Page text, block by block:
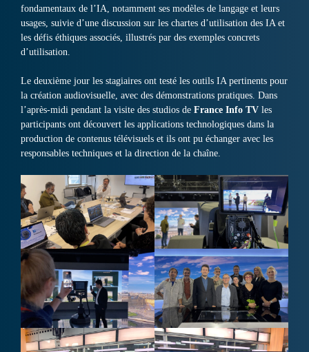
fondamentaux de l’IA, notamment ses modèles de langage et leurs
usages, suivie d’une discussion sur les chartes d’utilisation des IA et
les défis éthiques associés, illustrés par des exemples concrets
d’utilisation.
Le deuxième jour les stagiaires ont testé les outils IA pertinents pour
la création audiovisuelle, avec des démonstrations pratiques. Dans
l’après-midi pendant la visite des studios de France Info TV les
participants ont découvert les applications technologiques dans la
production de contenus télévisuels et ils ont pu échanger avec les
responsables techniques et la direction de la chaîne.